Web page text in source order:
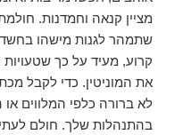
מציין קנאה וחמדנות.
שתמהר לגנות מישהו
קרוע, מעיד על כך שטעויות
את המוניטין. כדי לקבל
לא ברורה כלפי המלווים
בהתנהלות שלך. חולם